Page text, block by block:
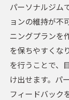
パーソナルジム
ョンの維持が不
ニングプランを
を保ちやすくな
を行うことで、
け出せます。パ
フィードバック